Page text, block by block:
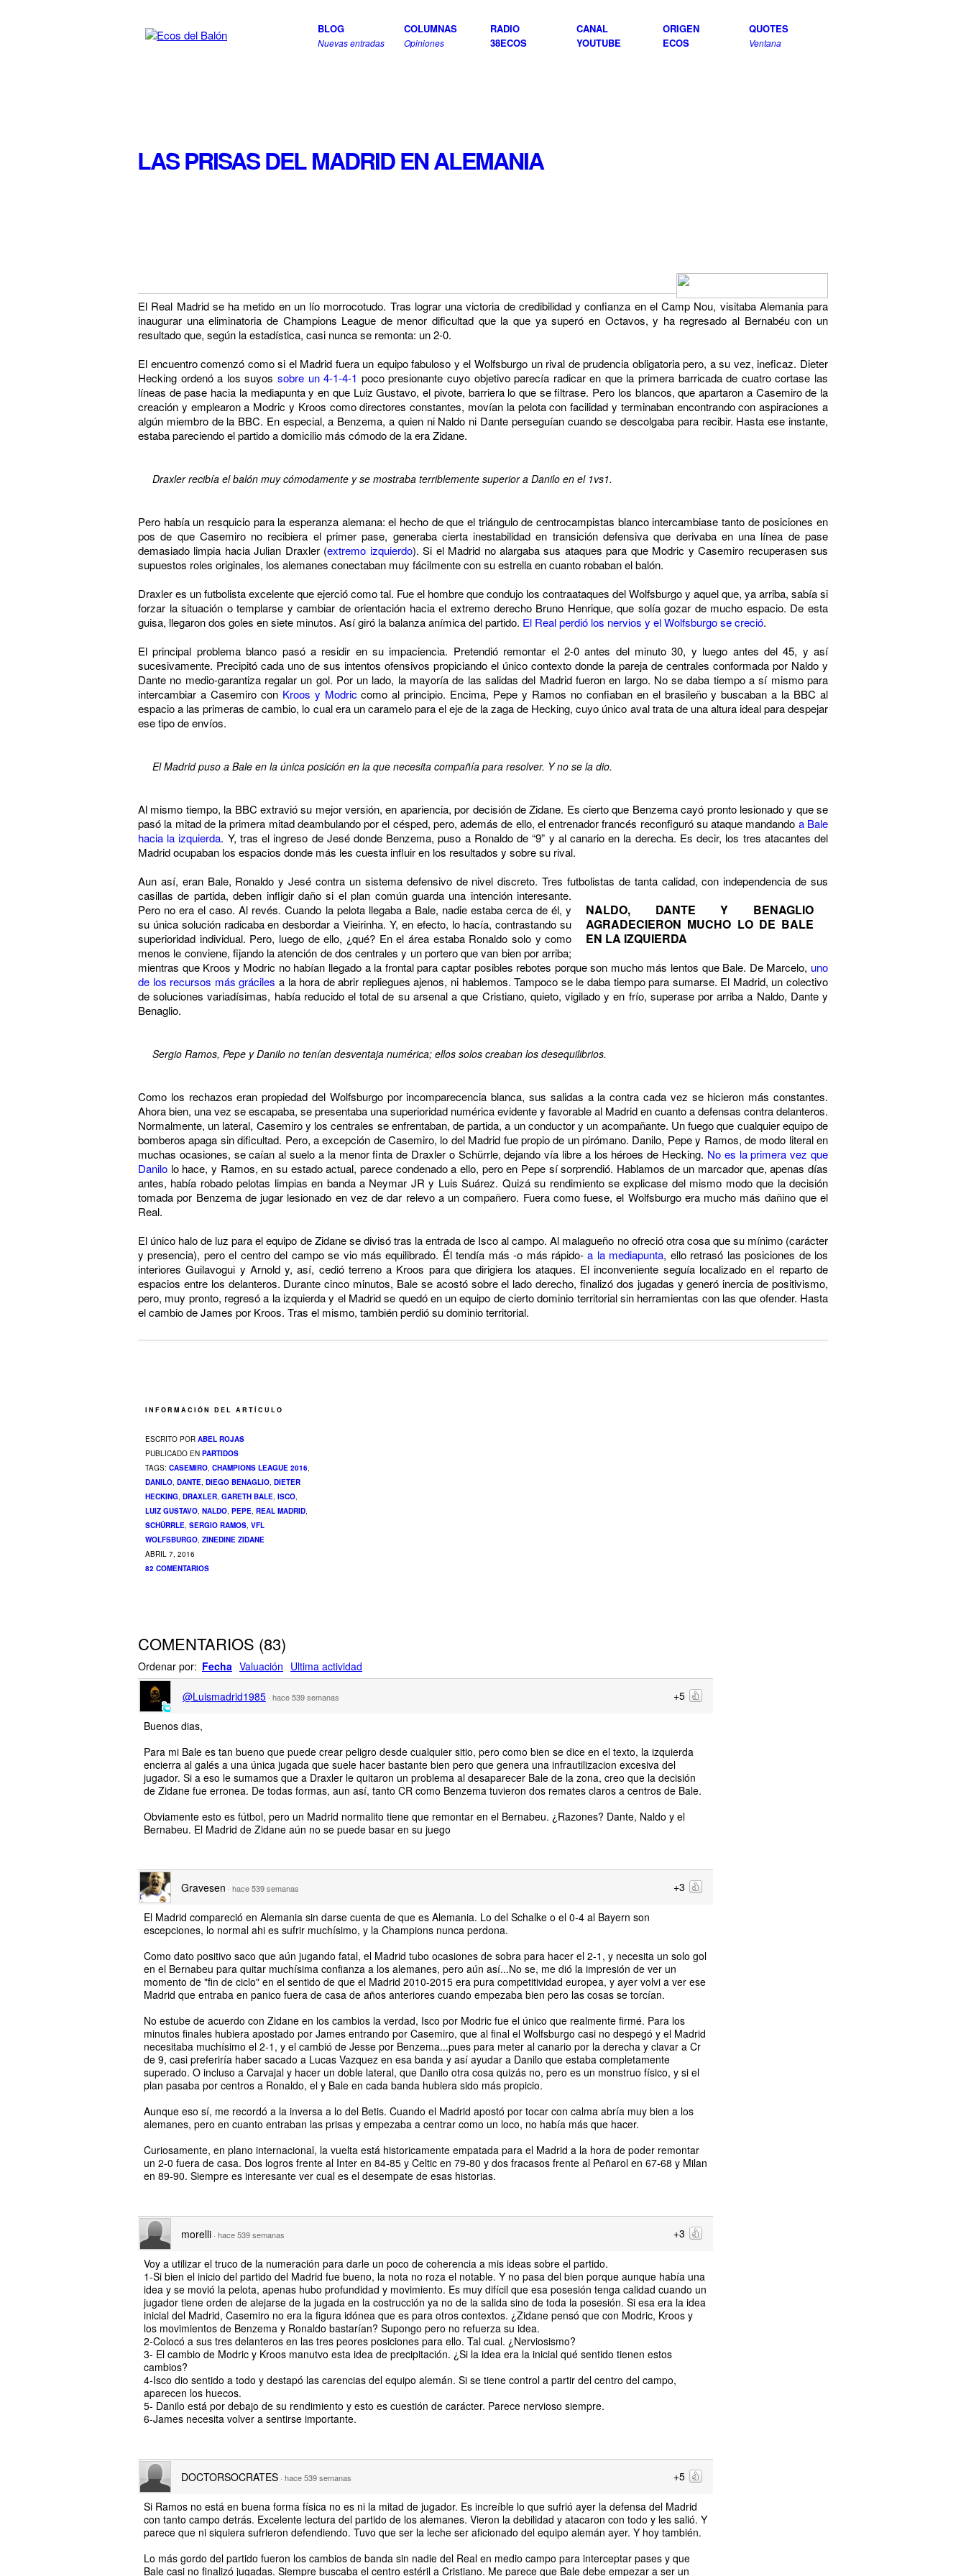
BLOG
Nuevas entradas
COLUMNAS
Opiniones
RADIO
38ECOS
CANAL
YOUTUBE
ORIGEN
ECOS
QUOTES
Ventana
LAS PRISAS DEL MADRID EN ALEMANIA
El Real Madrid se ha metido en un lío morrocotudo. Tras lograr una victoria de credibilidad y confianza en el Camp Nou, visitaba Alemania para
inaugurar una eliminatoria de Champions League de menor dificultad que la que ya superó en Octavos, y ha regresado al Bernabéu con un
resultado que, según la estadística, casi nunca se remonta: un 2-0.
El encuentro comenzó como si el Madrid fuera un equipo fabuloso y el Wolfsburgo un rival de prudencia obligatoria pero, a su vez, ineficaz. Dieter
Hecking ordenó a los suyos sobre un 4-1-4-1 poco presionante cuyo objetivo parecía radicar en que la primera barricada de cuatro cortase las
líneas de pase hacia la mediapunta y en que Luiz Gustavo, el pivote, barriera lo que se filtrase. Pero los blancos, que apartaron a Casemiro de la
creación y emplearon a Modric y Kroos como directores constantes, movían la pelota con facilidad y terminaban encontrando con aspiraciones a
algún miembro de la BBC. En especial, a Benzema, a quien ni Naldo ni Dante perseguían cuando se descolgaba para recibir. Hasta ese instante,
estaba pareciendo el partido a domicilio más cómodo de la era Zidane.
Draxler recibía el balón muy cómodamente y se mostraba terriblemente superior a Danilo en el 1vs1.
Pero había un resquicio para la esperanza alemana: el hecho de que el triángulo de centrocampistas blanco intercambiase tanto de posiciones en
pos de que Casemiro no recibiera el primer pase, generaba cierta inestabilidad en transición defensiva que derivaba en una línea de pase
demasiado limpia hacia Julian Draxler (extremo izquierdo). Si el Madrid no alargaba sus ataques para que Modric y Casemiro recuperasen sus
supuestos roles originales, los alemanes conectaban muy fácilmente con su estrella en cuanto robaban el balón.
Draxler es un futbolista excelente que ejerció como tal. Fue el hombre que condujo los contraataques del Wolfsburgo y aquel que, ya arriba, sabía si
forzar la situación o templarse y cambiar de orientación hacia el extremo derecho Bruno Henrique, que solía gozar de mucho espacio. De esta
guisa, llegaron dos goles en siete minutos. Así giró la balanza anímica del partido. El Real perdió los nervios y el Wolfsburgo se creció.
El principal problema blanco pasó a residir en su impaciencia. Pretendió remontar el 2-0 antes del minuto 30, y luego antes del 45, y así
sucesivamente. Precipitó cada uno de sus intentos ofensivos propiciando el único contexto donde la pareja de centrales conformada por Naldo y
Dante no medio-garantiza regalar un gol. Por un lado, la mayoría de las salidas del Madrid fueron en largo. No se daba tiempo a sí mismo para
intercambiar a Casemiro con Kroos y Modric como al principio. Encima, Pepe y Ramos no confiaban en el brasileño y buscaban a la BBC al
espacio a las primeras de cambio, lo cual era un caramelo para el eje de la zaga de Hecking, cuyo único aval trata de una altura ideal para despejar
ese tipo de envíos.
El Madrid puso a Bale en la única posición en la que necesita compañía para resolver. Y no se la dio.
Al mismo tiempo, la BBC extravió su mejor versión, en apariencia, por decisión de Zidane. Es cierto que Benzema cayó pronto lesionado y que se
pasó la mitad de la primera mitad deambulando por el césped, pero, además de ello, el entrenador francés reconfiguró su ataque mandando a Bale
hacia la izquierda. Y, tras el ingreso de Jesé donde Benzema, puso a Ronaldo de “9” y al canario en la derecha. Es decir, los tres atacantes del
Madrid ocupaban los espacios donde más les cuesta influir en los resultados y sobre su rival.
Aun así, eran Bale, Ronaldo y Jesé contra un sistema defensivo de nivel discreto. Tres futbolistas de tanta calidad, con independencia de sus
casillas de partida, deben infligir daño si el plan común guarda una
NALDO, DANTE Y BENAGLIO
AGRADECIERON MUCHO LO DE BALE
EN LA IZQUIERDA
intención interesante.
Pero no era el caso. Al revés. Cuando la pelota llegaba a Bale, nadie estaba cerca de él, y
su única solución radicaba en desbordar a Vieirinha. Y, en efecto, lo hacía, contrastando su
superioridad individual. Pero, luego de ello, ¿qué? En el área estaba Ronaldo solo y como
menos le conviene, fijando la atención de dos centrales y un portero que van bien por arriba;
mientras que Kroos y Modric no habían llegado a la frontal para captar posibles rebotes porque son mucho más lentos que Bale. De Marcelo, uno
de los recursos más gráciles a la hora de abrir repliegues ajenos, ni hablemos. Tampoco se le daba tiempo para sumarse. El Madrid, un colectivo
de soluciones variadísimas, había reducido el total de su arsenal a que Cristiano, quieto, vigilado y en frío, superase por arriba a Naldo, Dante y
Benaglio.
Sergio Ramos, Pepe y Danilo no tenían desventaja numérica; ellos solos creaban los desequilibrios.
Como los rechazos eran propiedad del Wolfsburgo por incomparecencia blanca, sus salidas a la contra cada vez se hicieron más constantes.
Ahora bien, una vez se escapaba, se presentaba una superioridad numérica evidente y favorable al Madrid en cuanto a defensas contra delanteros.
Normalmente, un lateral, Casemiro y los centrales se enfrentaban, de partida, a un conductor y un acompañante. Un fuego que cualquier equipo de
bomberos apaga sin dificultad. Pero, a excepción de Casemiro, lo del Madrid fue propio de un pirómano. Danilo, Pepe y Ramos, de modo literal en
muchas ocasiones, se caían al suelo a la menor finta de Draxler o Schürrle, dejando vía libre a los héroes de Hecking. No es la primera vez que
Danilo lo hace, y Ramos, en su estado actual, parece condenado a ello, pero en Pepe sí sorprendió. Hablamos de un marcador que, apenas días
antes, había robado pelotas limpias en banda a Neymar JR y Luis Suárez. Quizá su rendimiento se explicase del mismo modo que la decisión
tomada por Benzema de jugar lesionado en vez de dar relevo a un compañero. Fuera como fuese, el Wolfsburgo era mucho más dañino que el
Real.
El único halo de luz para el equipo de Zidane se divisó tras la entrada de Isco al campo. Al malagueño no ofreció otra cosa que su mínimo (carácter
y presencia), pero el centro del campo se vio más equilibrado. Él tendía más -o más rápido-a la mediapunta, ello retrasó las posiciones de los
interiores Guilavogui y Arnold y, así, cedió terreno a Kroos para que dirigiera los ataques. El inconveniente seguía localizado en el reparto de
espacios entre los delanteros. Durante cinco minutos, Bale se acostó sobre el lado derecho, finalizó dos jugadas y generó inercia de positivismo,
pero, muy pronto, regresó a la izquierda y el Madrid se quedó en un equipo de cierto dominio territorial sin herramientas con las que ofender. Hasta
el cambio de James por Kroos. Tras el mismo, también perdió su dominio territorial.
INFORMACIÓN DEL ARTÍCULO
ESCRITO POR ABEL ROJAS
PUBLICADO EN PARTIDOS
TAGS: CASEMIRO, CHAMPIONS LEAGUE 2016,
DANILO, DANTE, DIEGO BENAGLIO, DIETER
HECKING, DRAXLER, GARETH BALE, ISCO,
LUIZ GUSTAVO, NALDO, PEPE, REAL MADRID,
SCHÜRRLE, SERGIO RAMOS, VFL
WOLFSBURGO, ZINEDINE ZIDANE
ABRIL 7, 2016
82 COMENTARIOS
COMENTARIOS (83)
Ordenar por: Fecha Valuación Ultima actividad
+5
@Luismadrid1985 · hace 539 semanas
Buenos dias,
Para mi Bale es tan bueno que puede crear peligro desde cualquier sitio, pero como bien se dice en el texto, la izquierda
encierra al galés a una única jugada que suele hacer bastante bien pero que genera una infrautilizacion excesiva del
jugador. Si a eso le sumamos que a Draxler le quitaron un problema al desaparecer Bale de la zona, creo que la decisión
de Zidane fue erronea. De todas formas, aun así, tanto CR como Benzema tuvieron dos remates claros a centros de Bale.
Obviamente esto es fútbol, pero un Madrid normalito tiene que remontar en el Bernabeu. ¿Razones? Dante, Naldo y el
Bernabeu. El Madrid de Zidane aún no se puede basar en su juego
+3
Gravesen · hace 539 semanas
El Madrid compareció en Alemania sin darse cuenta de que es Alemania. Lo del Schalke o el 0-4 al Bayern son
escepciones, lo normal ahi es sufrir muchísimo, y la Champions nunca perdona.
Como dato positivo saco que aún jugando fatal, el Madrid tubo ocasiones de sobra para hacer el 2-1, y necesita un solo gol
en el Bernabeu para quitar muchísima confianza a los alemanes, pero aún así...No se, me dió la impresión de ver un
momento de "fin de ciclo" en el sentido de que el Madrid 2010-2015 era pura competitividad europea, y ayer volvi a ver ese
Madrid que entraba en panico fuera de casa de años anteriores cuando empezaba bien pero las cosas se torcían.
No estube de acuerdo con Zidane en los cambios la verdad, Isco por Modric fue el único que realmente firmé. Para los
minutos finales hubiera apostado por James entrando por Casemiro, que al final el Wolfsburgo casi no despegó y el Madrid
necesitaba muchísimo el 2-1, y el cambió de Jesse por Benzema...pues para meter al canario por la derecha y clavar a Cr
de 9, casi preferiría haber sacado a Lucas Vazquez en esa banda y así ayudar a Danilo que estaba completamente
superado. O incluso a Carvajal y hacer un doble lateral, que Danilo otra cosa quizás no, pero es un monstruo físico, y si el
plan pasaba por centros a Ronaldo, el y Bale en cada banda hubiera sido más propicio.
Aunque eso sí, me recordó a la inversa a lo del Betis. Cuando el Madrid apostó por tocar con calma abría muy bien a los
alemanes, pero en cuanto entraban las prisas y empezaba a centrar como un loco, no había más que hacer.
Curiosamente, en plano internacional, la vuelta está historicamente empatada para el Madrid a la hora de poder remontar
un 2-0 fuera de casa. Dos logros frente al Inter en 84-85 y Celtic en 79-80 y dos fracasos frente al Peñarol en 67-68 y Milan
en 89-90. Siempre es interesante ver cual es el desempate de esas historias.
+3
morelli · hace 539 semanas
Voy a utilizar el truco de la numeración para darle un poco de coherencia a mis ideas sobre el partido.
1-Si bien el inicio del partido del Madrid fue bueno, la nota no roza el notable. Y no pasa del bien porque aunque había una
idea y se movió la pelota, apenas hubo profundidad y movimiento. Es muy difícil que esa posesión tenga calidad cuando un
jugador tiene orden de alejarse de la jugada en la costrucción ya no de la salida sino de toda la posesión. Si esa era la idea
inicial del Madrid, Casemiro no era la figura idónea que es para otros contextos. ¿Zidane pensó que con Modric, Kroos y
los movimientos de Benzema y Ronaldo bastarían? Supongo pero no refuerza su idea.
2-Colocó a sus tres delanteros en las tres peores posiciones para ello. Tal cual. ¿Nerviosismo?
3- El cambio de Modric y Kroos manutvo esta idea de precipitación. ¿Si la idea era la inicial qué sentido tienen estos
cambios?
4-Isco dio sentido a todo y destapó las carencias del equipo alemán. Si se tiene control a partir del centro del campo,
aparecen los huecos.
5- Danilo está por debajo de su rendimiento y esto es cuestión de carácter. Parece nervioso siempre.
6-James necesita volver a sentirse importante.
+5
DOCTORSOCRATES · hace 539 semanas
Si Ramos no está en buena forma física no es ni la mitad de jugador. Es increíble lo que sufrió ayer la defensa del Madrid
con tanto campo detrás. Excelente lectura del partido de los alemanes. Vieron la debilidad y atacaron con todo y les salió. Y
parece que ni siquiera sufrieron defendiendo. Tuvo que ser la leche ser aficionado del equipo alemán ayer. Y hoy también.
Lo más gordo del partido fueron los cambios de banda sin nadie del Real en medio campo para interceptar pases y que
Bale casi no finalizó jugadas. Siempre buscaba el centro estéril a Cristiano. Me parece que Bale debe empezar a ser un